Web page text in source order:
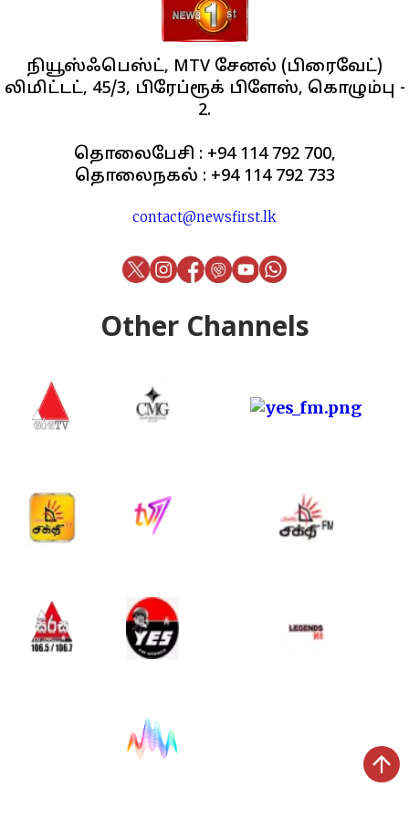
நியூஸ்ஃபெஸ்ட், MTV சேனல் (பிரைவேட்)
லிமிட்டட், 45/3, பிரேப்ரூக் பிளேஸ், கொழும்பு -
2.
தொலைபேசி : +94 114 792 700,
தொலைநகல் : +94 114 792 733
contact@newsfirst.lk
Other Channels